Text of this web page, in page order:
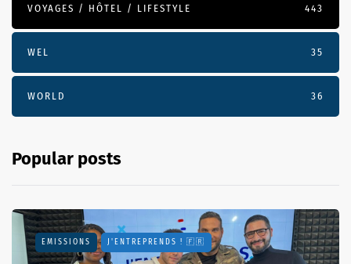
VOYAGES / HÔTEL / LIFESTYLE 443
WEL 35
WORLD 36
Popular posts
EMISSIONS J'ENTREPRENDS ! 🇫🇷